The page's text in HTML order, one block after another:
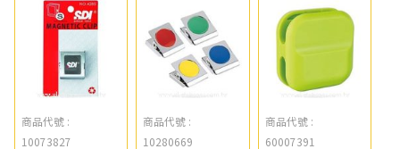
商品代號 :
10073827
商品代號 :
10280669
商品代號 :
60007391